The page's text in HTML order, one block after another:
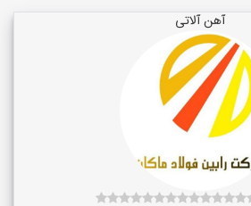
آهن آلاتی